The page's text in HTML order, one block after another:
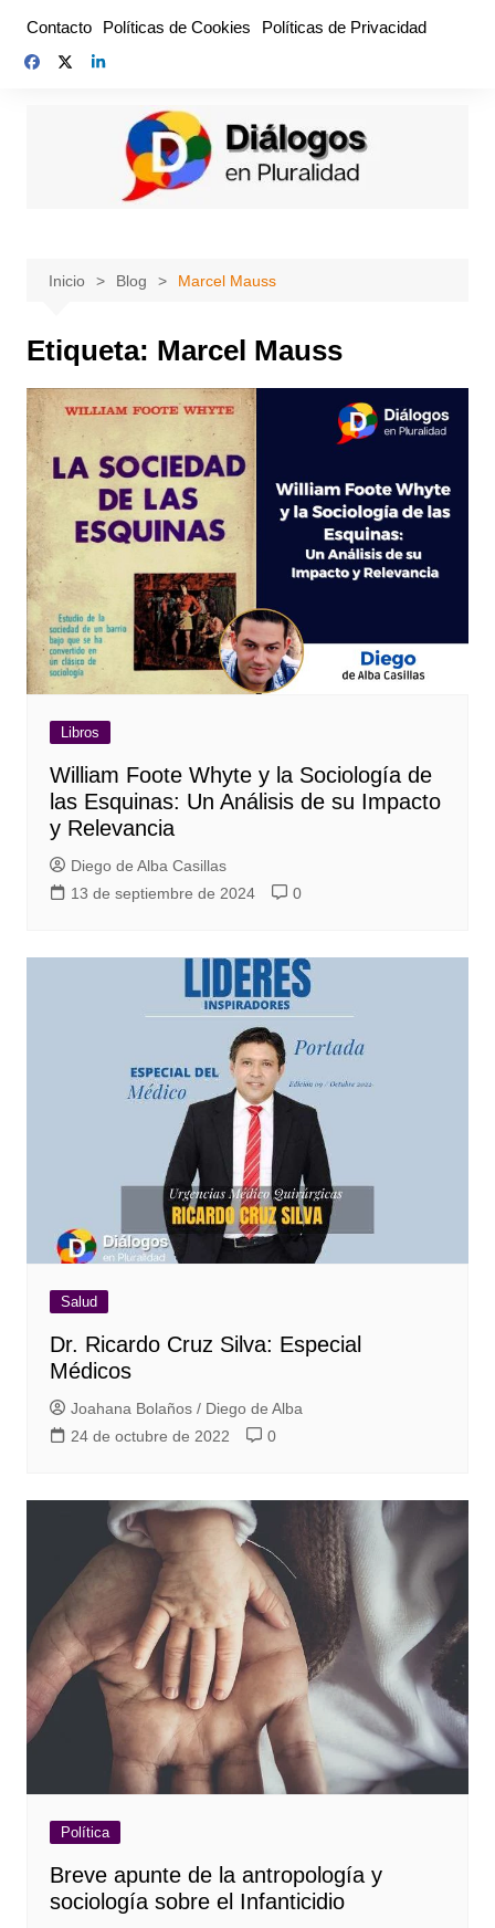
contenido
Contacto Políticas de Cookies Políticas de Privacidad
Inicio Blog Marcel Mauss
Etiqueta: Marcel Mauss
Libros
William Foote Whyte y la Sociología de
las Esquinas: Un Análisis de su Impacto
y Relevancia
Diego de Alba Casillas
13 de septiembre de 2024
0
Salud
Dr. Ricardo Cruz Silva: Especial
Médicos
Joahana Bolaños / Diego de Alba
24 de octubre de 2022
0
Política
Breve apunte de la antropología y
sociología sobre el Infanticidio